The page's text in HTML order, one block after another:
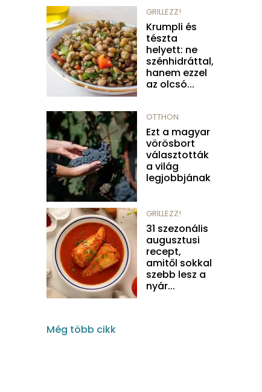
GRILLEZZ!
Krumpli és
tészta
helyett: ne
szénhidráttal,
hanem ezzel
az olcsó...
OTTHON
Ezt a magyar
vörösbort
választották
a világ
legjobbjának
GRILLEZZ!
31 szezonális
augusztusi
recept,
amitől sokkal
szebb lesz a
nyár...
Még több cikk